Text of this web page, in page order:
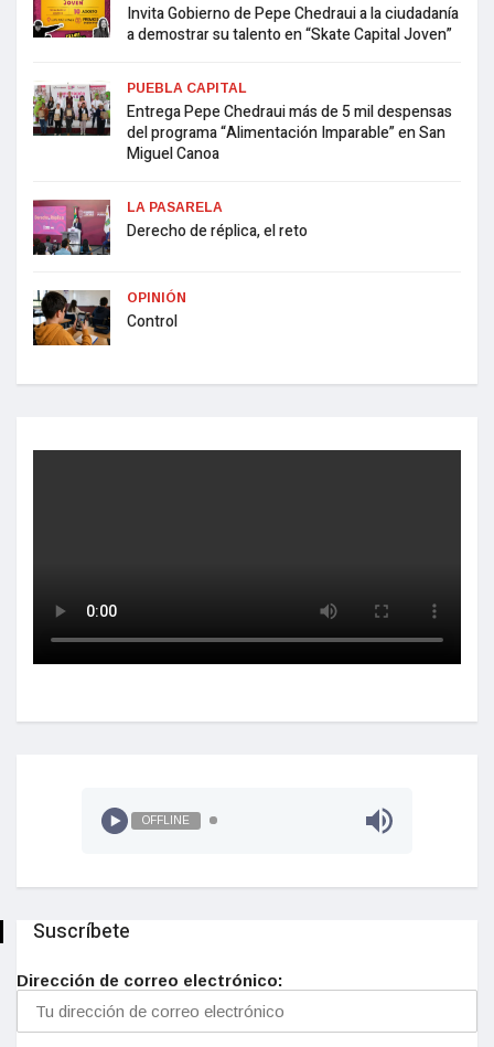
Invita Gobierno de Pepe Chedraui a la ciudadanía
a demostrar su talento en “Skate Capital Joven”
PUEBLA CAPITAL
Entrega Pepe Chedraui más de 5 mil despensas
del programa “Alimentación Imparable” en San
Miguel Canoa
LA PASARELA
Derecho de réplica, el reto
OPINIÓN
Control
OFFLINE
Suscríbete
Dirección de correo electrónico: